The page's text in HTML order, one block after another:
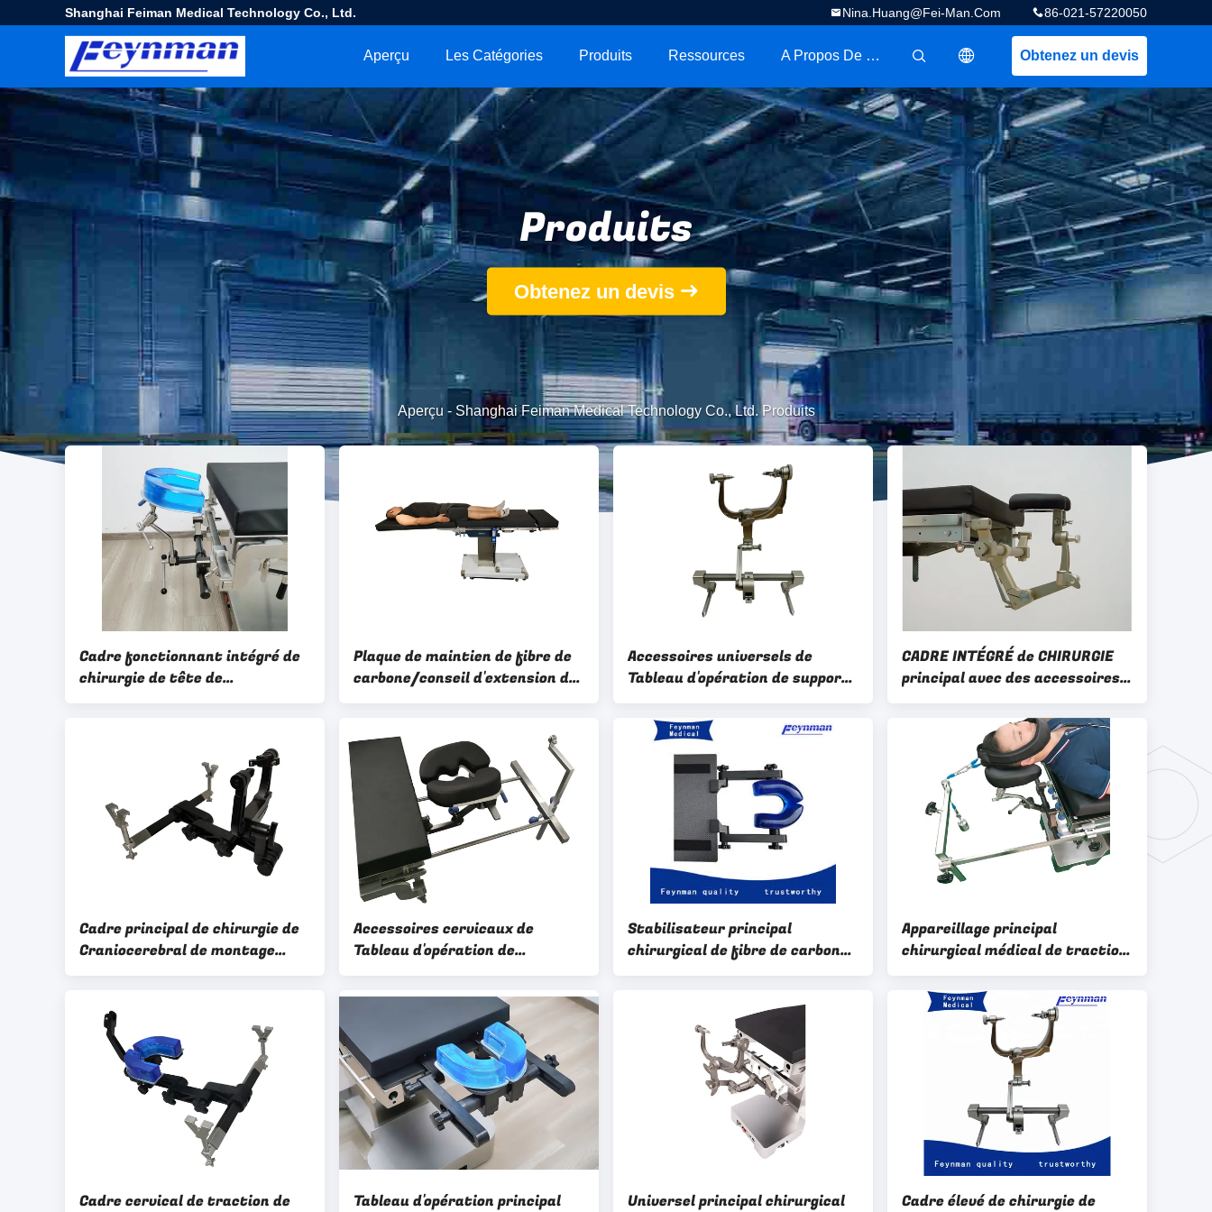
Shanghai Feiman Medical Technology Co., Ltd. 86-021-57220050
Nina.huang@fei-Man.com
Obtenez un devis
描述
Aperçu Les Catégories Produits Ressources A Propos De Nous
Produits
Obtenez un devis
Aperçu- Shanghai Feiman Medical Technology Co., Ltd. Produits
Cadre fonctionnant intégré de
chirurgie de tête de
neurochirurgie de haute
Plaque de maintien de fibre de
carbone/conseil d'extension de
fibre de carbone de table
Accessoires universels de
Tableau d'opération de support
de tête de chirurgie
CADRE INTÉGRÉ de CHIRURGIE
principal avec des accessoires
de table d'opération de
protection de silicium
Cadre principal de chirurgie de
Craniocerebral de montage
pour l'usage médical
Accessoires cervicaux de
Tableau d'opération de
rétracteur du stabilisateur FP-
027-B1 principal chirurgical
Stabilisateur principal
chirurgical de fibre de carbone
pour la position encline
Appareillage principal
chirurgical médical de traction
de dispositif de chirurgie de
vertèbre cervicale de
stabilisateur
Cadre cervical de traction de
Tableau d'opération principal
Universel principal chirurgical
Cadre élevé de chirurgie de